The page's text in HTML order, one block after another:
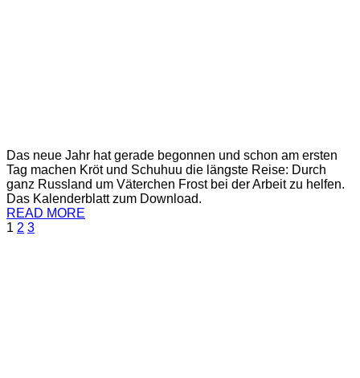
Das neue Jahr hat gerade begonnen und schon am ersten
Tag machen Kröt und Schuhuu die längste Reise: Durch
ganz Russland um Väterchen Frost bei der Arbeit zu helfen.
Das Kalenderblatt zum Download.
READ MORE
1 2 3